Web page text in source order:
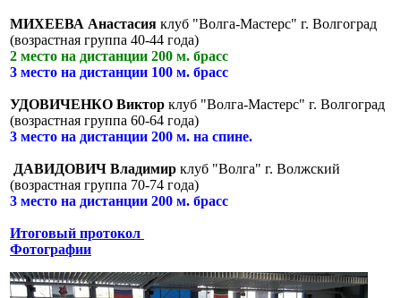
МИХЕЕВА Анастасия клуб "Волга-Мастерс" г. Волгоград
(возрастная группа 40-44 года)
2 место на дистанции 200 м. брасс
3 место на дистанции 100 м. брасс
УДОВИЧЕНКО Виктор клуб "Волга-Мастерс" г. Волгоград
(возрастная группа 60-64 года)
3 место на дистанции 200 м. на спине.
ДАВИДОВИЧ Владимир клуб "Волга" г. Волжский
(возрастная группа 70-74 года)
3 место на дистанции 200 м. брасс
Итоговый протокол
Фотографии